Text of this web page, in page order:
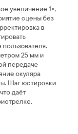
увеличение 1×,
сцены без
в
25 мм и
передаче
окуляра
Шаг юстировки
даёт